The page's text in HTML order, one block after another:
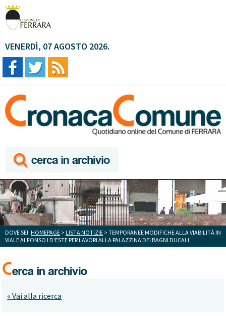
VENERDÌ, 07 AGOSTO 2026.
DOVE SEI: HOMEPAGE > LISTA NOTIZIE > TEMPORANEE MODIFICHE ALLA VIABILITÀ IN
VIALE ALFONSO I D'ESTE PER LAVORI ALLA PALAZZINA DEI BAGNI DUCALI
« Vai alla ricerca